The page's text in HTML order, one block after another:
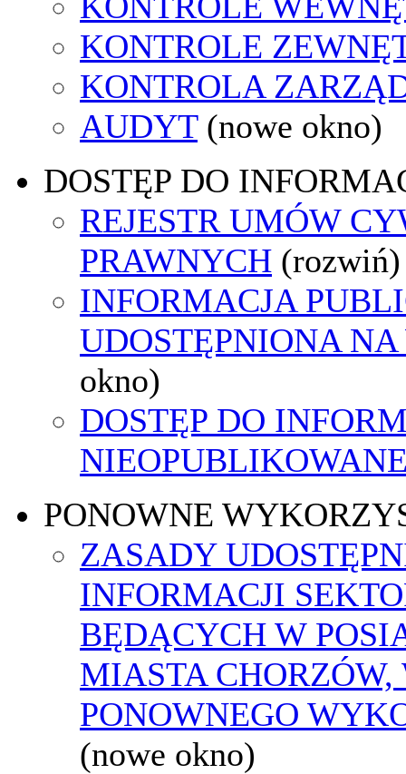
KONTROLE
KONTROLA
AUDYT (nowe okno)
DOSTĘP DO
REJESTR UMÓW
PRAWNYCH (rozwiń)
INFORMACJA
UDOSTĘPNIONA
okno)
DOSTĘP DO
PONOWNE
ZASADY
INFORMACJI
BĘDĄCYCH W
MIASTA
PONOWNEGO
(nowe okno)